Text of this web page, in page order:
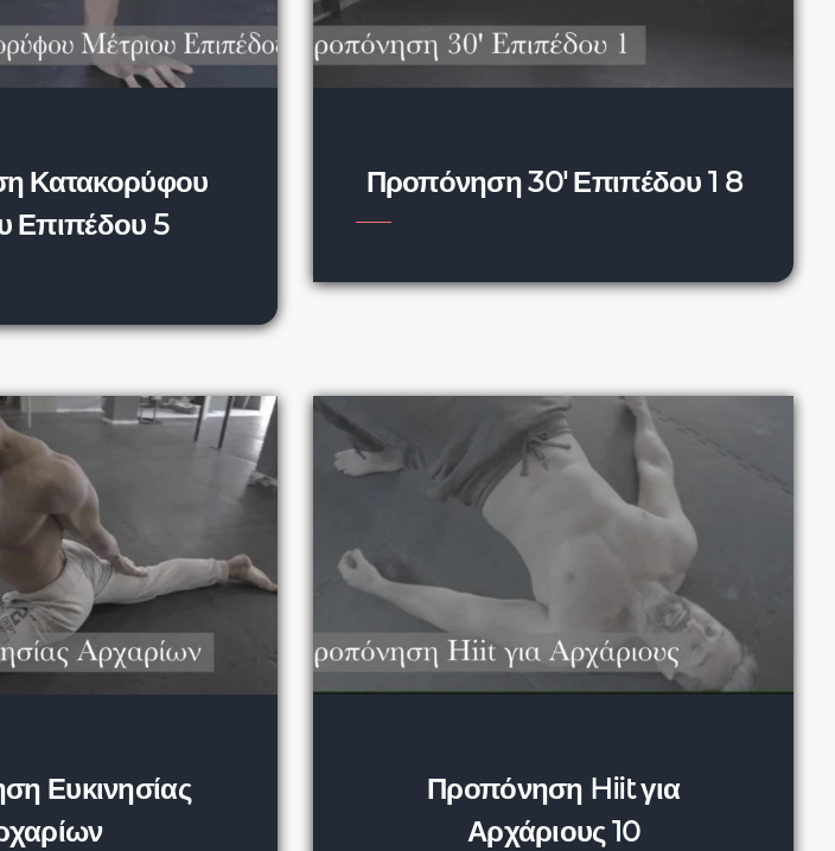
Κατακορύφου
Επιπέδου 5
Προπόνηση 30′ Επιπέδου 1 8
Ευκινησίας
Προπόνηση Hiit για
Αρχάριους 10